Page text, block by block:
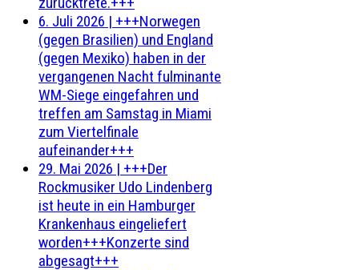
6. Juli 2026 | +++Norwegen
(gegen Brasilien) und England
(gegen Mexiko) haben in der
vergangenen Nacht fulminante
WM-Siege eingefahren und
treffen am Samstag in Miami
zum Viertelfinale
aufeinander+++
29. Mai 2026 | +++Der
Rockmusiker Udo Lindenberg
ist heute in ein Hamburger
Krankenhaus eingeliefert
worden+++Konzerte sind
abgesagt+++